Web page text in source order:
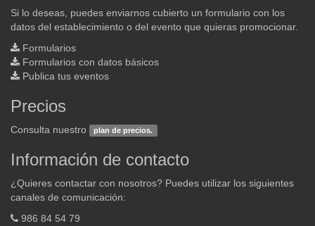
Si lo deseas, puedes enviarnos cubierto un formulario con los
datos del establecimiento o del evento que quieras promocionar.
Formularios
Formularios con datos básicos
Publica tus eventos
Precios
Consulta nuestro plan de precios.
Información de contacto
¿Quieres contactar con nosotros? Puedes utilizar los siguientes
canales de comunicación:
986 84 54 79